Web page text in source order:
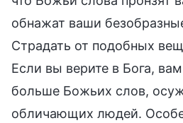
обнажат ваши
Страдать от подобных
Если вы верите в Бога,
больше Божьих слов,
обличающих людей.